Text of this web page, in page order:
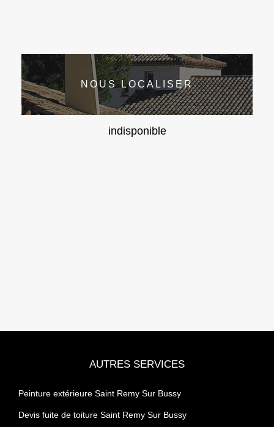
NOUS LOCALISER
indisponible
AUTRES SERVICES
Peinture extérieure Saint Remy Sur Bussy
Devis fuite de toiture Saint Remy Sur Bussy